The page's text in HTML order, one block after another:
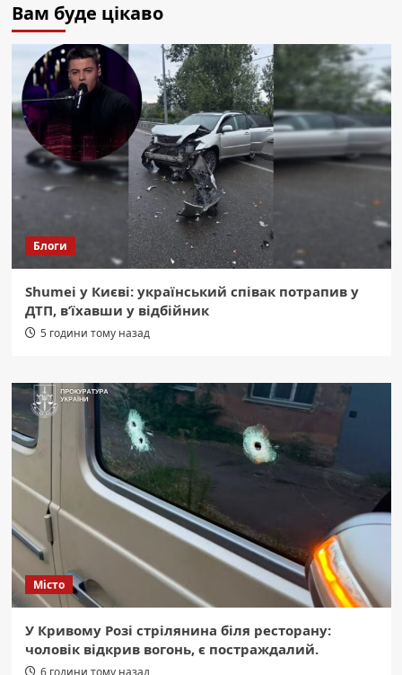
Вам буде цікаво
Блоги
Shumei у Києві: український співак потрапив у
ДТП, в’їхавши у відбійник
5 години тому назад
Місто
У Кривому Розі стрілянина біля ресторану:
чоловік відкрив вогонь, є постраждалий.